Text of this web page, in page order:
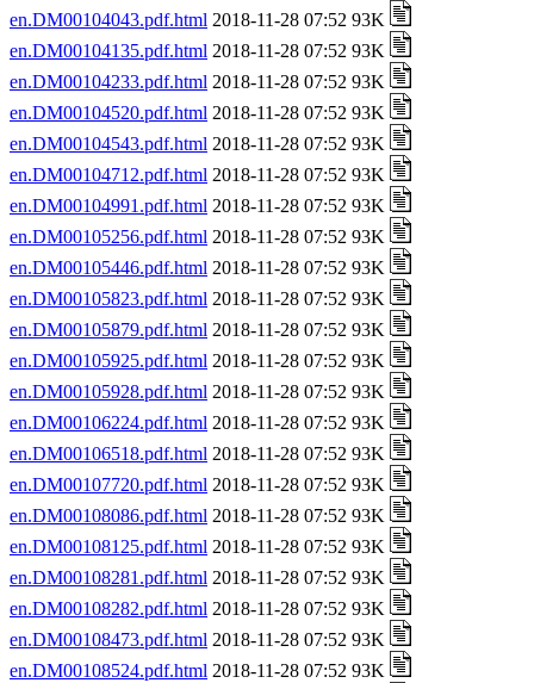
en.DM00104043.pdf.html 2018-11-28 07:52 93K
en.DM00104135.pdf.html 2018-11-28 07:52 93K
en.DM00104233.pdf.html 2018-11-28 07:52 93K
en.DM00104520.pdf.html 2018-11-28 07:52 93K
en.DM00104543.pdf.html 2018-11-28 07:52 93K
en.DM00104712.pdf.html 2018-11-28 07:52 93K
en.DM00104991.pdf.html 2018-11-28 07:52 93K
en.DM00105256.pdf.html 2018-11-28 07:52 93K
en.DM00105446.pdf.html 2018-11-28 07:52 93K
en.DM00105823.pdf.html 2018-11-28 07:52 93K
en.DM00105879.pdf.html 2018-11-28 07:52 93K
en.DM00105925.pdf.html 2018-11-28 07:52 93K
en.DM00105928.pdf.html 2018-11-28 07:52 93K
en.DM00106224.pdf.html 2018-11-28 07:52 93K
en.DM00106518.pdf.html 2018-11-28 07:52 93K
en.DM00107720.pdf.html 2018-11-28 07:52 93K
en.DM00108086.pdf.html 2018-11-28 07:52 93K
en.DM00108125.pdf.html 2018-11-28 07:52 93K
en.DM00108281.pdf.html 2018-11-28 07:52 93K
en.DM00108282.pdf.html 2018-11-28 07:52 93K
en.DM00108473.pdf.html 2018-11-28 07:52 93K
en.DM00108524.pdf.html 2018-11-28 07:52 93K